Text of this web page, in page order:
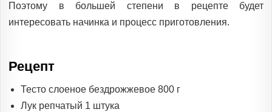
Поэтому в большей степени в рецепте будет
интересовать начинка и процесс приготовления.
Рецепт
Тесто слоеное бездрожжевое 800 г
Лук репчатый 1 штука